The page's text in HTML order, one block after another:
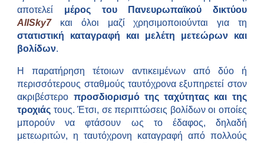
αποτελεί μέρος του Πανευρωπαϊκού δικτύου
AllSky7και όλοι μαζί χρησιμοποιούνται για τη
στατιστική καταγραφή και μελέτη μετεώρων και
βολίδων.
H παρατήρηση τέτοιων αντικειμένων από δύο ή
περισσότερους σταθμούς ταυτόχρονα εξυπηρετεί στον
ακριβέστερο προσδιορισμό της ταχύτητας και της
τροχιάς τους. Έτσι, σε περιπτώσεις βολίδων οι οποίες
μπορούν να φτάσουν ως το έδαφος, δηλαδή
μετεωριτών, η ταυτόχρονη καταγραφή από πολλούς